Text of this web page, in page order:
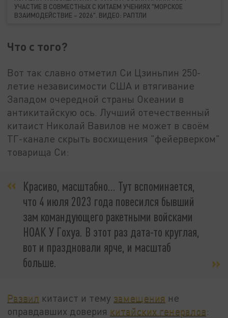
УЧАСТИЕ В СОВМЕСТНЫХ С КИТАЕМ УЧЕНИЯХ "МОРСКОЕ
ВЗАИМОДЕЙСТВИЕ – 2026". ВИДЕО: РАПТЛИ
Что с того?
Вот так славно отметил Си Цзиньпин 250-
летие независимости США и втягивание
Западом очередной страны Океании в
антикитайскую ось. Лучший отечественный
китаист Николай Вавилов не может в своём
ТГ-канале скрыть восхищения "фейерверком"
товарища Си:
Красиво, масштабно… Тут вспоминается,
что 4 июля 2023 года повесился бывший
зам командующего ракетными войсками
НОАК У Гохуа. В этот раз дата-то круглая,
вот и праздновали ярче, и масштаб
больше.
Развил китаист и тему замещения не
оправдавших доверия китайских генералов: